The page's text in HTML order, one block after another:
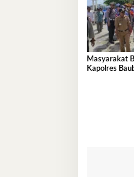
Masyarakat
Kapolres